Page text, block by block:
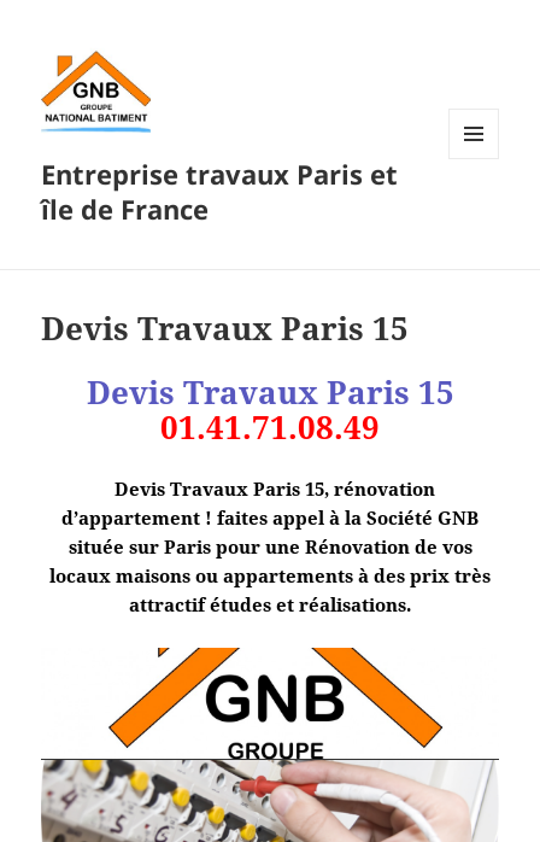
Entreprise travaux Paris et
île de France
Devis Travaux Paris 15
Devis Travaux Paris 15
01.41.71.08.49
Devis Travaux Paris 15, rénovation
d’appartement ! faites appel à la Société GNB
située sur Paris pour une Rénovation de vos
locaux maisons ou appartements à des prix très
attractif études et réalisations.